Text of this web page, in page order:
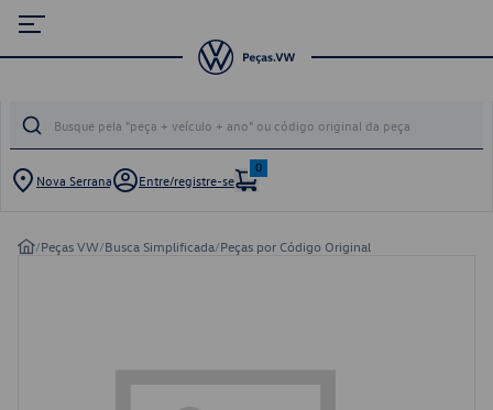
Nova Serrana Entre/registre-se
0
/Peças VW/Busca Simplificada/Peças por Código Original